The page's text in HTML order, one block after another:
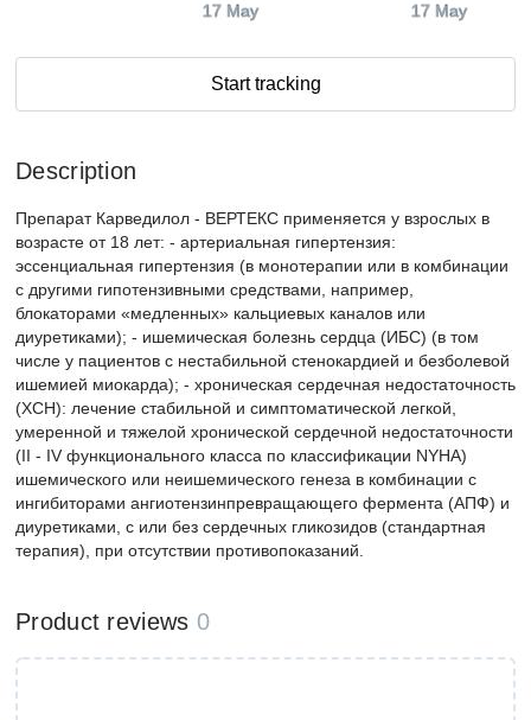
17 May 17 May
Start tracking
Description
Препарат Карведилол - ВЕРТЕКС применяется у взрослых в
возрасте от 18 лет: - артериальная гипертензия:
эссенциальная гипертензия (в монотерапии или в комбинации
с другими гипотензивными средствами, например,
блокаторами «медленных» кальциевых каналов или
диуретиками); - ишемическая болезнь сердца (ИБС) (в том
числе у пациентов с нестабильной стенокардией и безболевой
ишемией миокарда); - хроническая сердечная недостаточность
(ХСН): лечение стабильной и симптоматической легкой,
умеренной и тяжелой хронической сердечной недостаточности
(II - IV функционального класса по классификации NYHA)
ишемического или неишемического генеза в комбинации с
ингибиторами ангиотензинпревращающего фермента (АПФ) и
диуретиками, с или без сердечных гликозидов (стандартная
терапия), при отсутствии противопоказаний.
Product reviews 0